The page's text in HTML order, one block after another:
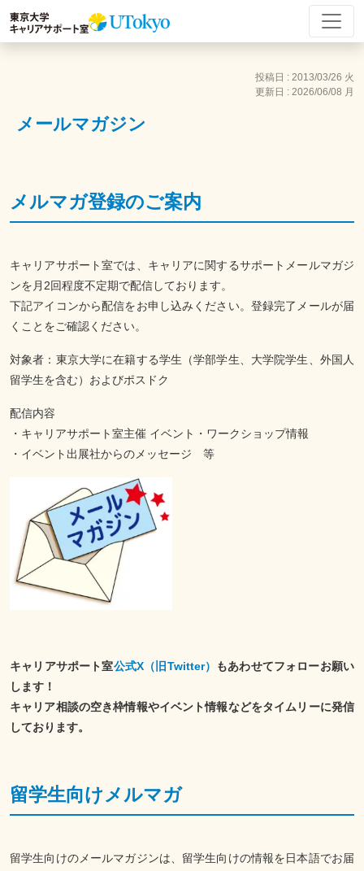
投稿日 : 2013/03/26 火
更新日 : 2026/06/08 月
メールマガジン
メルマガ登録のご案内
キャリアサポート室では、キャリアに関するサポートメールマガジ
ンを月2回程度不定期で配信しております。
下記アイコンから配信をお申し込みください。登録完了メールが届
くことをご確認ください。
対象者：東京大学に在籍する学生（学部学生、大学院学生、外国人
留学生を含む）およびポスドク
配信内容
・キャリアサポート室主催 イベント・ワークショップ情報
・イベント出展社からのメッセージ 等
キャリアサポート室公式X（旧Twitter）
もあわせてフォローお願い
します！
キャリア相談の空き枠情報やイベント情報などをタイムリーに発信
しております。
留学生向けメルマガ
留学生向けのメールマガジンは、留学生向けの情報を日本語でお届